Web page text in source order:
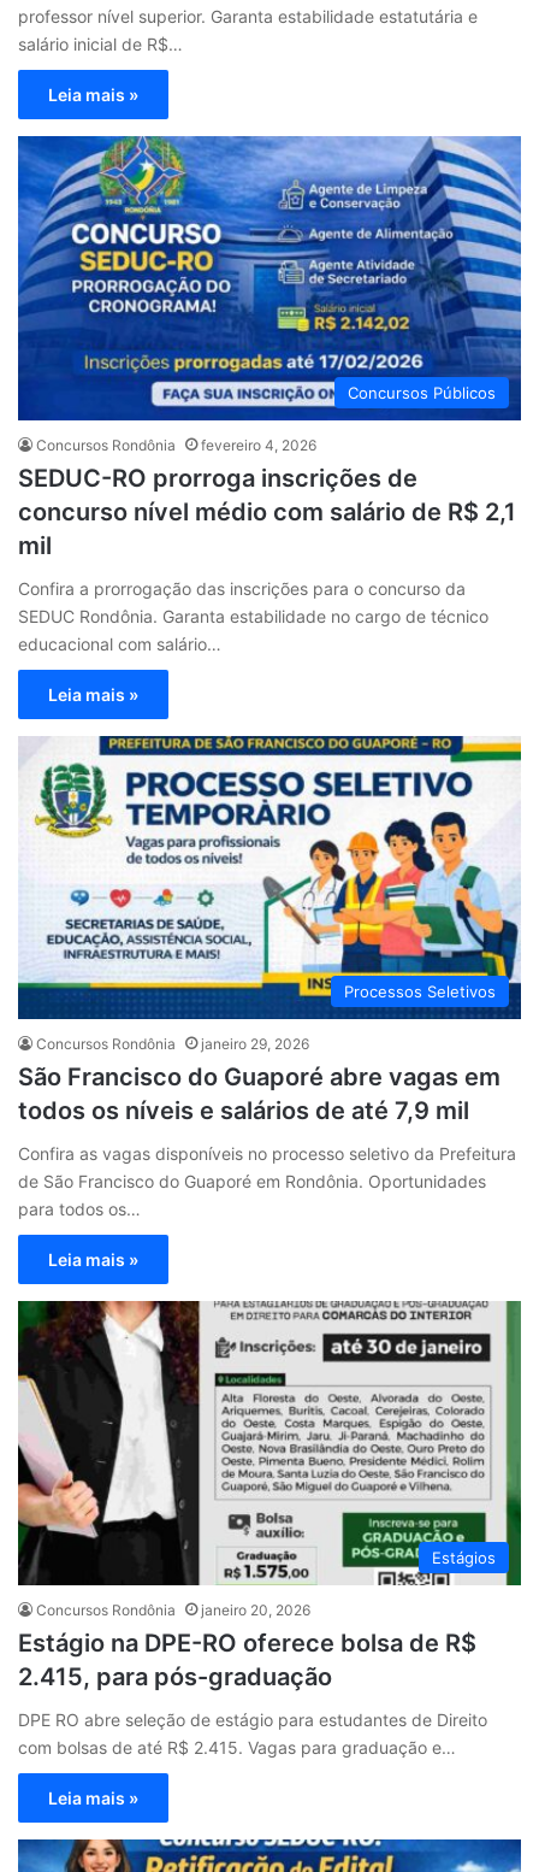
professor nível superior. Garanta estabilidade estatutária e
salário inicial de R$…
Leia mais »
Concursos Públicos
Concursos Rondônia fevereiro 4, 2026
SEDUC-RO prorroga inscrições de
concurso nível médio com salário de R$ 2,1
mil
Confira a prorrogação das inscrições para o concurso da
SEDUC Rondônia. Garanta estabilidade no cargo de técnico
educacional com salário…
Leia mais »
Processos Seletivos
Concursos Rondônia janeiro 29, 2026
São Francisco do Guaporé abre vagas em
todos os níveis e salários de até 7,9 mil
Confira as vagas disponíveis no processo seletivo da Prefeitura
de São Francisco do Guaporé em Rondônia. Oportunidades
para todos os…
Leia mais »
Estágios
Concursos Rondônia janeiro 20, 2026
Estágio na DPE-RO oferece bolsa de R$
2.415, para pós-graduação
DPE RO abre seleção de estágio para estudantes de Direito
com bolsas de até R$ 2.415. Vagas para graduação e…
Leia mais »